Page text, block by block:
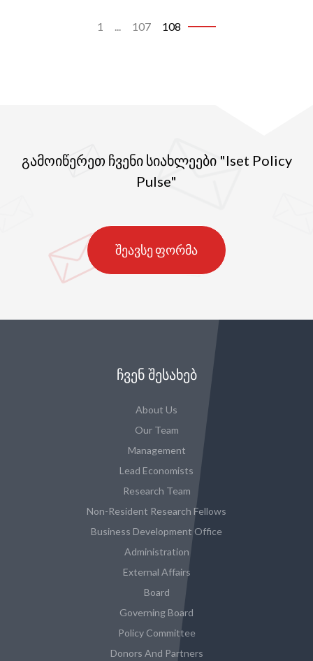
1 ... 107 108
გამოიწერეთ ჩვენი სიახლეები "Iset Policy
Pulse"
შეავსე ფორმა
ᲩᲕᲔᲜ ᲨᲔᲡᲐᲮᲔᲑ
About Us
Our Team
Management
Lead Economists
Research Team
Non-Resident Research Fellows
Business Development Office
Administration
External Affairs
Board
Governing Board
Policy Committee
Donors And Partners